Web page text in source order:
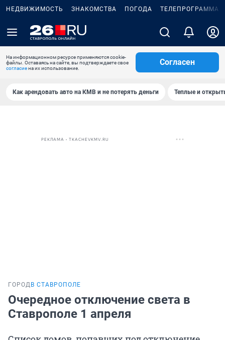
НЕДВИЖИМОСТЬ ЗНАКОМСТВА ПОГОДА ТЕЛЕПРОГРАММА
На информационном ресурсе применяются cookie-
файлы. Оставаясь на сайте, вы подтверждаете свое
согласиена их использование.
Согласен
Как арендовать авто на КМВ и не потерять деньги Теплые и
РЕКЛАМА • TKACHEVKMV.RU
ГОРОД В СТАВРОПОЛЕ
Очередное отключение света в
Ставрополе 1 апреля